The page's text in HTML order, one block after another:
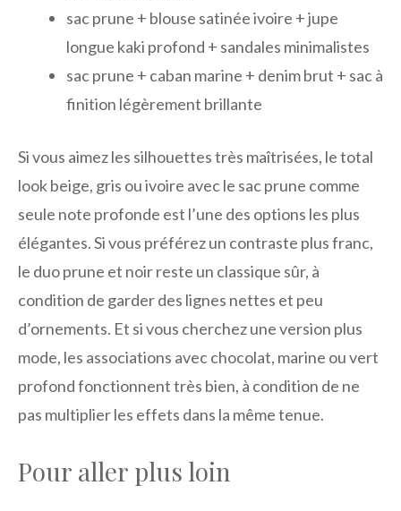
sac prune + blouse satinée ivoire + jupe
longue kaki profond + sandales minimalistes
sac prune + caban marine + denim brut + sac à
finition légèrement brillante
Si vous aimez les silhouettes très maîtrisées, le total
look beige, gris ou ivoire avec le sac prune comme
seule note profonde est l’une des options les plus
élégantes. Si vous préférez un contraste plus franc,
le duo prune et noir reste un classique sûr, à
condition de garder des lignes nettes et peu
d’ornements. Et si vous cherchez une version plus
mode, les associations avec chocolat, marine ou vert
profond fonctionnent très bien, à condition de ne
pas multiplier les effets dans la même tenue.
Pour aller plus loin